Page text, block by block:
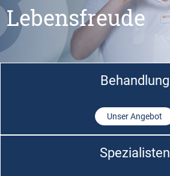
Lebensfreude
Behandlung
Unser Angebot
Spezialisten